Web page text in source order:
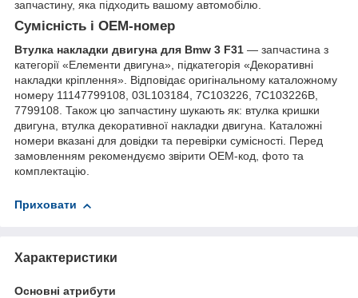
запчастину, яка підходить вашому автомобілю.
Сумісність і OEM-номер
Втулка накладки двигуна для Bmw 3 F31 — запчастина з
категорії «Елементи двигуна», підкатегорія «Декоративні
накладки кріплення». Відповідає оригінальному каталожному
номеру 11147799108, 03L103184, 7C103226, 7C103226B,
7799108. Також цю запчастину шукають як: втулка кришки
двигуна, втулка декоративної накладки двигуна. Каталожні
номери вказані для довідки та перевірки сумісності. Перед
замовленням рекомендуємо звірити OEM-код, фото та
комплектацію.
Приховати
Характеристики
Основні атрибути